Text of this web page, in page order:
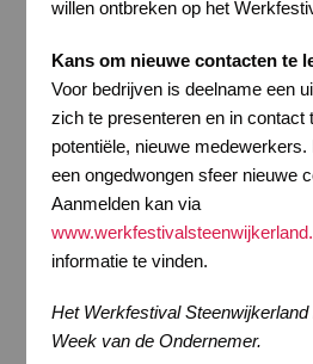
willen ontbreken op het
Kans om nieuwe contacten te
Voor bedrijven is deelname een
zich te presenteren en in contact
potentiële, nieuwe
een ongedwongen sfeer nieuwe
Aanmelden kan via
informatie te vinden.
Het Werkfestival
Week van de Ondernemer.